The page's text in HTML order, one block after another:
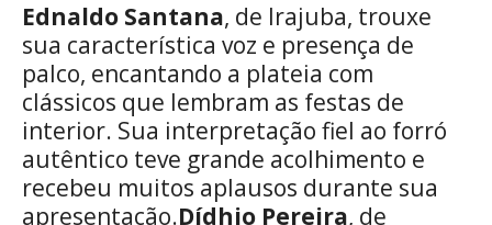
Ednaldo Santana, de Irajuba, trouxe
sua característica voz e presença de
palco, encantando a plateia com
clássicos que lembram as festas de
interior. Sua interpretação fiel ao forró
autêntico teve grande acolhimento e
recebeu muitos aplausos durante sua
apresentação.Dídhio Pereira, de